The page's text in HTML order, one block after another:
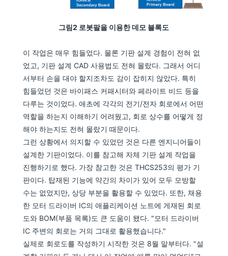
그림2 로봇팔을 이용한 데모 블록도
이 작업은 매우 힘들었다. 물론 기판 설계 경험이 전혀 없
었고, 기판 설계 CAD 사용법도 전혀 몰랐다. 그래서 어디
서부터 손을 대야 할지조차도 감이 잡히지 않았다. 특히
힘들었던 것은 바이패스 커패시터와 페라이트 비드 등을
다루는 것이었다. 애초에 각각의 전기/전자 회로에서 어떤
역할을 하는지 이해하기 어려웠고, 회로 상수를 어떻게 정
해야 하는지도 전혀 몰랐기 때문이다.
그런 상황에서 의지할 수 있었던 것은 다른 엔지니어들이
설계한 기판이었다. 이를 참고해 자체 기판 설계 작업을
진행하기로 했다. 가장 참고한 것은 THCS253의 평가 기
판이다. 탑재된 기능에 약간의 차이가 있어 모두 모방할
수는 없었지만, 상당 부분을 활용할 수 있었다. 또한, 채용
한 모터 드라이버 IC의 애플리케이션 노트에 게재된 회로
도와 BOM(부품 목록)도 큰 도움이 됐다. "모터 드라이버
IC 주변의 회로는 거의 그대로 활용했습니다."
실제로 회로도를 작성하기 시작한 것은 8월 말부터다. "설